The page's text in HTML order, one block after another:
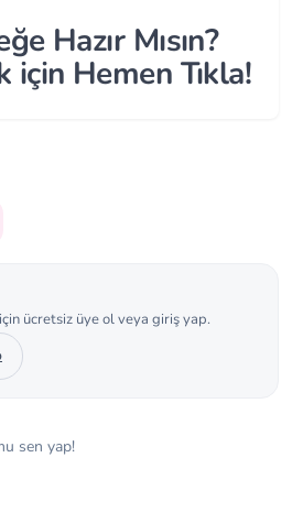
Hazır Mısın?
için Hemen Tıkla!
ücretsiz üye ol veya giriş yap.
sen yap!